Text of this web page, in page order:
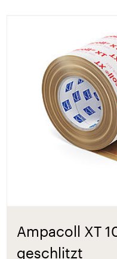
Ampacoll XT
geschlitzt